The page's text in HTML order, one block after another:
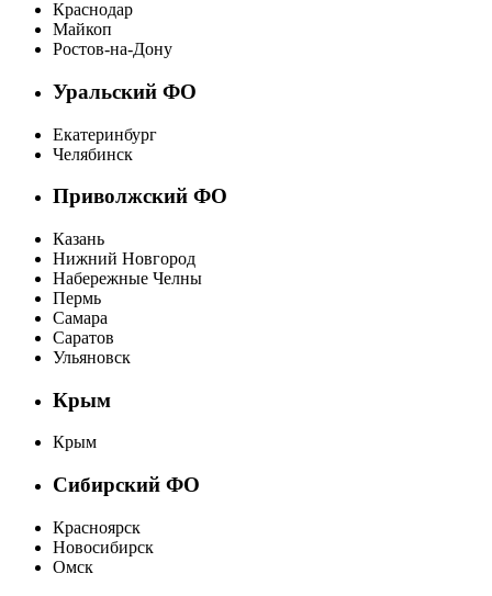
Краснодар
Майкоп
Ростов-на-Дону
Уральский ФО
Екатеринбург
Челябинск
Приволжский ФО
Казань
Нижний Новгород
Набережные Челны
Пермь
Самара
Саратов
Ульяновск
Крым
Крым
Сибирский ФО
Красноярск
Новосибирск
Омск